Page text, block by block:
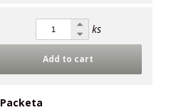
ks
Add to cart
Packeta